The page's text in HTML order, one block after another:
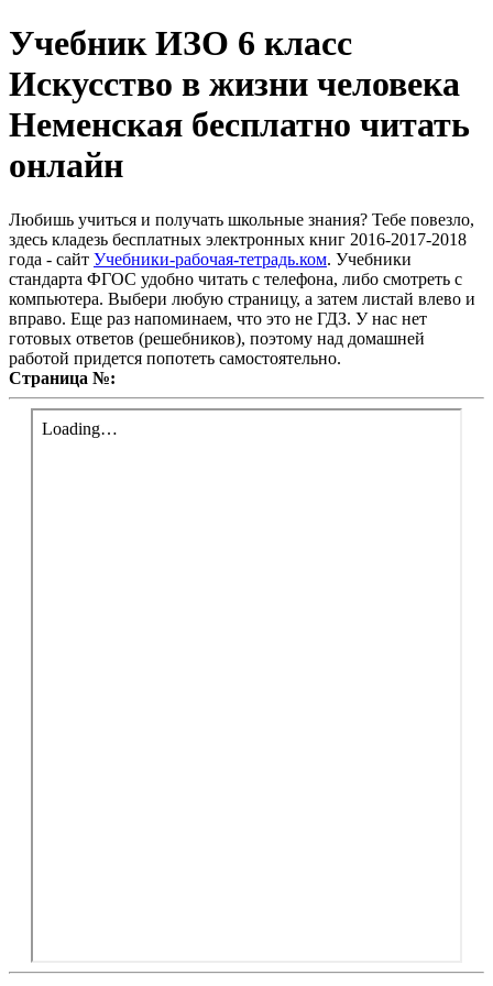
Учебник ИЗО 6 класс
Искусство в жизни человека
Неменская бесплатно читать
онлайн
Любишь учиться и получать школьные знания? Тебе повезло,
здесь кладезь бесплатных электронных книг 2016-2017-2018
года - сайт Учебники-рабочая-тетрадь.ком. Учебники
стандарта ФГОС удобно читать с телефона, либо смотреть с
компьютера. Выбери любую страницу, а затем листай влево и
вправо. Еще раз напоминаем, что это не ГДЗ. У нас нет
готовых ответов (решебников), поэтому над домашней
работой придется попотеть самостоятельно.
Страница №: